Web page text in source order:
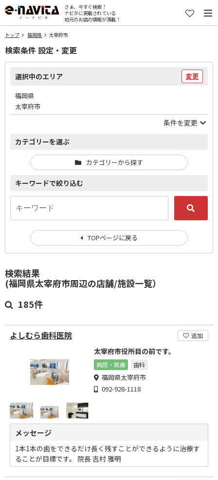
さぁ、今すぐ検索！
ナビタに掲載されている
地元のお店の情報が満載！
トップ 福岡県 太宰府市
検索結果
(福岡県太宰府市周辺の店舗/施設一覧）
185件
よしむら歯科医院 追加
太宰府市役所目の前です。
病院・医療 歯科
福岡県太宰府市
092-928-1118
メッセージ
1本1本の歯をできるだけ長く残すことができるように治療す
ることが目標です。 院長 吉村 雅明
検索条件 設定・変更
選択中のエリア 変更
福岡県
太宰府市
条件を変更
カテゴリーを選ぶ
カテゴリーから探す
キーワードで絞り込む
TOPページに戻る